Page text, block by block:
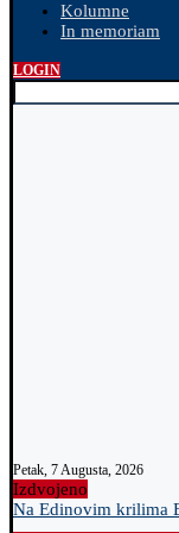
Kolumne
In memoriam
LOGIN
Petak, 7 Augusta, 2026
Izdvojeno
Na Edinovim krilima